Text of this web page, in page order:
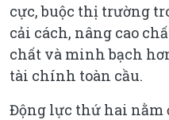
cực, buộc thị trường
cải cách, nâng cao
chất và minh bạch
tài chính toàn cầu.
Động lực thứ hai nằm